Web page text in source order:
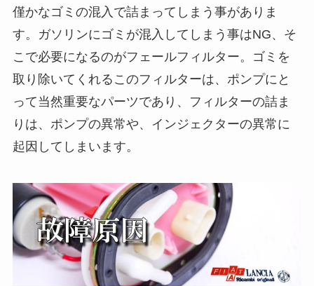
僅かなゴミの混入で詰まってしまう事がありま
す。ガソリンにゴミが混入してしまう事はNG、そ
こで必要になるのがフェールフィルター。ゴミを
取り除いてくれるこのフィルターは、ポンプにと
って当然重要なパーツであり、フィルターの詰ま
りは、ポンプの異常や、インジェクターの異常に
起因してしまいます。